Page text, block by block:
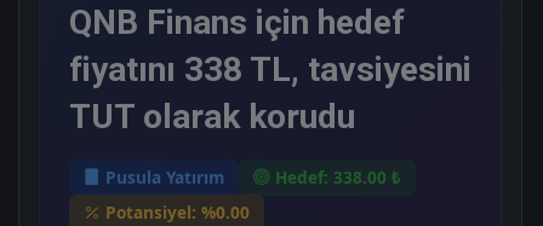
QNB Finans için hedef
fiyatını 338 TL, tavsiyesini
TUT olarak korudu
Pusula Yatırım
Hedef: 338.00 ₺
Potansiyel: %0.00